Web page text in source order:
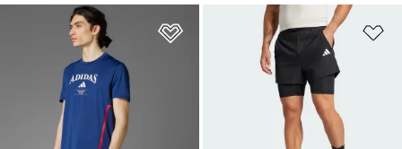
Favori Listesine Ekle